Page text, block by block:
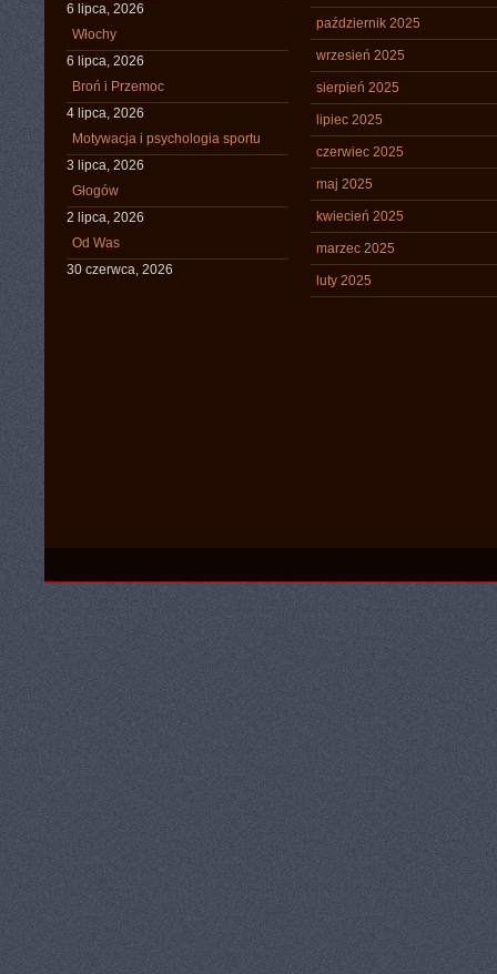
6 lipca, 2026
Włochy
6 lipca, 2026
Broń i Przemoc
4 lipca, 2026
Motywacja i psychologia sportu
3 lipca, 2026
Głogów
2 lipca, 2026
Od Was
30 czerwca, 2026
październik 2025
wrzesień 2025
sierpień 2025
lipiec 2025
czerwiec 2025
maj 2025
kwiecień 2025
marzec 2025
luty 2025